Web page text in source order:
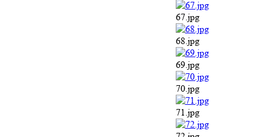
67.jpg
68.jpg
69.jpg
70.jpg
71.jpg